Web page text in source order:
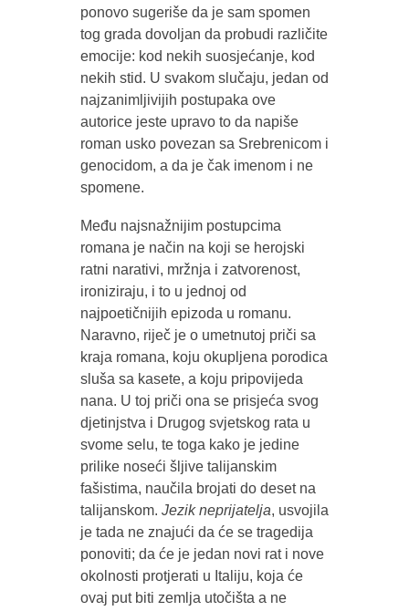
ponovo sugeriše da je sam spomen
tog grada dovoljan da probudi različite
emocije: kod nekih suosjećanje, kod
nekih stid. U svakom slučaju, jedan od
najzanimljivijih postupaka ove
autorice jeste upravo to da napiše
roman usko povezan sa Srebrenicom i
genocidom, a da je čak imenom i ne
spomene.
Među najsnažnijim postupcima
romana je način na koji se herojski
ratni narativi, mržnja i zatvorenost,
ironiziraju, i to u jednoj od
najpoetičnijih epizoda u romanu.
Naravno, riječ je o umetnutoj priči sa
kraja romana, koju okupljena porodica
sluša sa kasete, a koju pripovijeda
nana. U toj priči ona se prisjeća svog
djetinjstva i Drugog svjetskog rata u
svome selu, te toga kako je jedine
prilike noseći šljive talijanskim
fašistima, naučila brojati do deset na
talijanskom. Jezik neprijatelja, usvojila
je tada ne znajući da će se tragedija
ponoviti; da će je jedan novi rat i nove
okolnosti protjerati u Italiju, koja će
ovaj put biti zemlja utočišta a ne